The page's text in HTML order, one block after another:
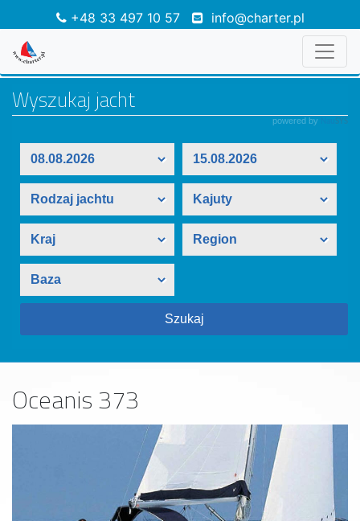
+48 33 497 10 57 info@charter.pl
Oceanis 373